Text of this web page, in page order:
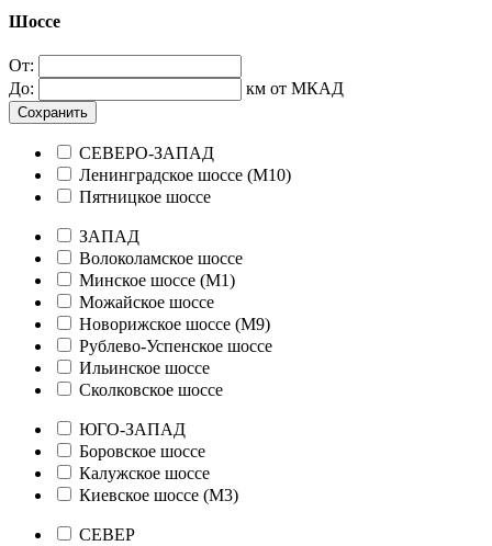
Шоссе
От:
До:
км от МКАД
Сохранить
СЕВЕРО-ЗАПАД
Ленинградское шоссе (М10)
Пятницкое шоссе
ЗАПАД
Волоколамское шоссе
Минское шоссе (М1)
Можайское шоссе
Новорижское шоссе (М9)
Рублево-Успенское шоссе
Ильинское шоссе
Сколковское шоссе
ЮГО-ЗАПАД
Боровское шоссе
Калужское шоссе
Киевское шоссе (М3)
СЕВЕР